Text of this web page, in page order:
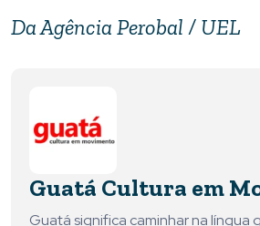
Da Agência Perobal / UEL
Guatá Cultura em
Guatá significa caminhar na língua